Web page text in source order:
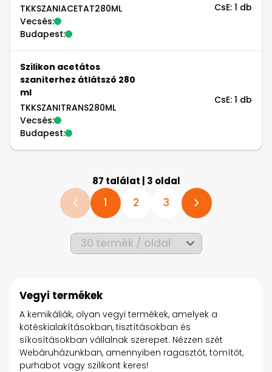
TKKSZANIACETAT280ML
Vecsés:
Budapest:
CsE: 1 db
Szilikon acetátos
szaniterhez átlátszó 280
ml
TKKSZANITRANS280ML
Vecsés:
Budapest:
CsE: 1 db
87 találat | 3 oldal
1 2 3
Vegyi termékek
A kemikáliák, olyan vegyi termékek, amelyek a
kötéskialakításokban, tisztításokban és
síkosításokban vállalnak szerepet. Nézzen szét
Webáruházunkban, amennyiben ragasztót, tömítőt,
purhabot vagy szilikont keres!